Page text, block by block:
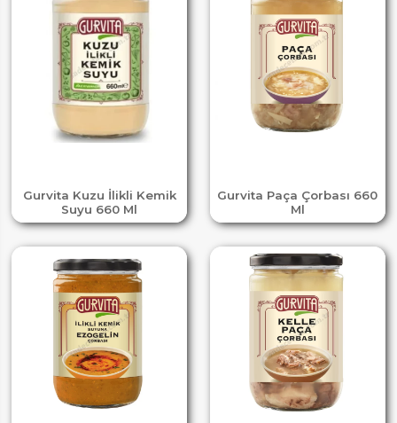
Gurvita Kuzu İlikli Kemik
Suyu 660 Ml
Gurvita Paça Çorbası 660
Ml